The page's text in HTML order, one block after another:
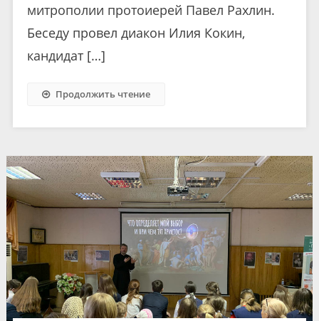
митрополии протоиерей Павел Рахлин.
Беседу провел диакон Илия Кокин,
кандидат […]
Продолжить чтение